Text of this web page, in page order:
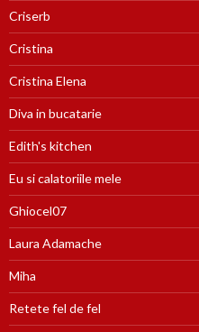
Criserb
Cristina
Cristina Elena
Diva in bucatarie
Edith's kitchen
Eu si calatoriile mele
Ghiocel07
Laura Adamache
Miha
Retete fel de fel